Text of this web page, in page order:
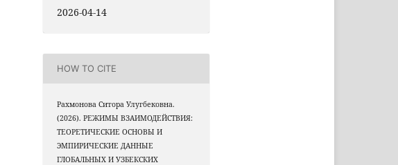
2026-04-14
HOW TO CITE
Рахмонова Ситора Улугбековна.
(2026). РЕЖИМЫ ВЗАИМОДЕЙСТВИЯ:
ТЕОРЕТИЧЕСКИЕ ОСНОВЫ И
ЭМПИРИЧЕСКИЕ ДАННЫЕ
ГЛОБАЛЬНЫХ И УЗБЕКСКИХ